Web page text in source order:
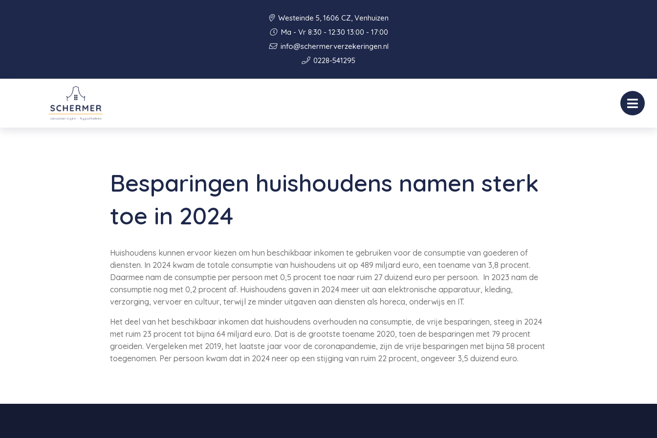
Westeinde 5, 1606 CZ, Venhuizen
Ma - Vr 8:30 - 12:30 13:00 - 17:00
info@schermerverzekeringen.nl
0228-541295
Besparingen huishoudens namen sterk
toe in 2024
Huishoudens kunnen ervoor kiezen om hun beschikbaar inkomen te gebruiken voor de consumptie van goederen of
diensten. In 2024 kwam de totale consumptie van huishoudens uit op 489 miljard euro, een toename van 3,8 procent.
Daarmee nam de consumptie per persoon met 0,5 procent toe naar ruim 27 duizend euro per persoon. In 2023 nam de
consumptie nog met 0,2 procent af. Huishoudens gaven in 2024 meer uit aan elektronische apparatuur, kleding,
verzorging, vervoer en cultuur, terwijl ze minder uitgaven aan diensten als horeca, onderwijs en IT.
Het deel van het beschikbaar inkomen dat huishoudens overhouden na consumptie, de vrije besparingen, steeg in 2024
met ruim 23 procent tot bijna 64 miljard euro. Dat is de grootste toename 2020, toen de besparingen met 79 procent
groeiden. Vergeleken met 2019, het laatste jaar voor de coronapandemie, zijn de vrije besparingen met bijna 58 procent
toegenomen. Per persoon kwam dat in 2024 neer op een stijging van ruim 22 procent, ongeveer 3,5 duizend euro.